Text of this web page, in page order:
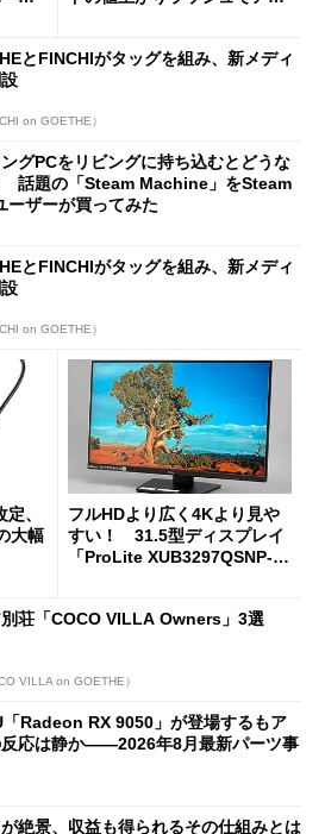
とFINCHIがタッグを組み、新メディ
on GOETHE）
グPCをリビングに持ち込むとどうな
話題の「Steam Machine」をSteam
ーザーが買ってみた
とFINCHIがタッグを組み、新メディ
on GOETHE）
、
大幅
フルHDより広く4Kより見や
すい！ 31.5型ディスプレイ
「ProLite XUB3297QSNP-B
荘「COCO VILLA Owners」3選
VILLA on GOETHE）
「Radeon RX 9050」が登場するもア
反応は静か――2026年8月最新パーツ事
絶景、収益も得られるその仕組みとは